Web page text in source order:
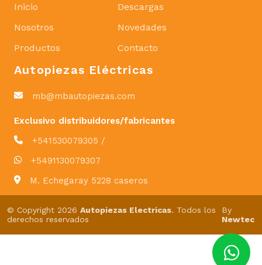
Inicio
Nosotros
Productos
Descargas
Novedades
Contacto
Autopiezas Eléctricas
mb@mbautopiezas.com
Exclusivo distribuidores/fabricantes
+541530079305 /
+5491130079307
M. Echegaray 5228 caseros
© Copyright 2026 Autopiezas Electricas. Todos los
derechos reservados
By
Newtec